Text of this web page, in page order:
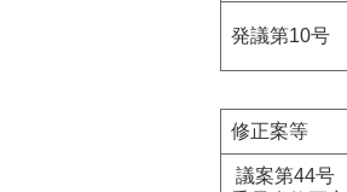
発議第10号
修正案等
議案第44号